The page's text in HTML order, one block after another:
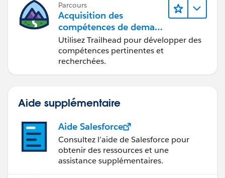
Parcours
Acquisition des
compétences de demain
avec Trailhead
Utilisez Trailhead pour développer des
compétences pertinentes et
recherchées.
Aide supplémentaire
Aide Salesforce
Consultez l’aide de Salesforce pour
obtenir des ressources et une
assistance supplémentaires.